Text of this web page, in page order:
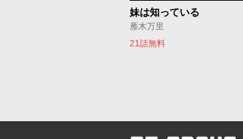
妹は知っている
雁木万里
21話無料